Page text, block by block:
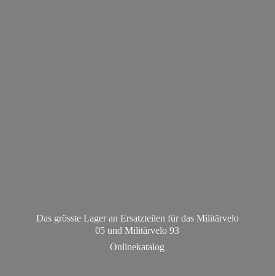
Das grösste Lager an Ersatzteilen für das Militärvelo
05 und Militärvelo 93
Onlinekatalog